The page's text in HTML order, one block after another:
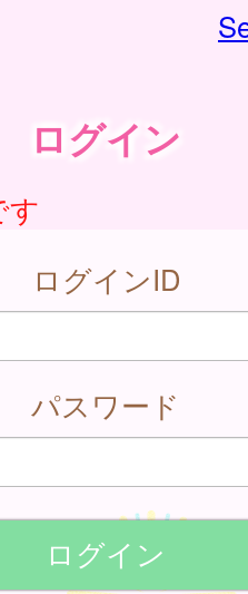
ログイン
す
ログインID
パスワード